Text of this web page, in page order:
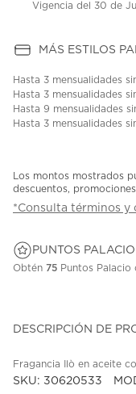
Vigencia del 30 de
MÁS ESTILOS
Hasta 3 mensualidades
Hasta 3 mensualidades
Hasta 9 mensualidades
Hasta 3 mensualidades
Los montos mostrados
descuentos,
*Consulta términos y
PUNTOS PALACIO
Obtén 75 Puntos Palacio
DESCRIPCIÓN DE
Fragancia Ilò en aceite
SKU: 30620533